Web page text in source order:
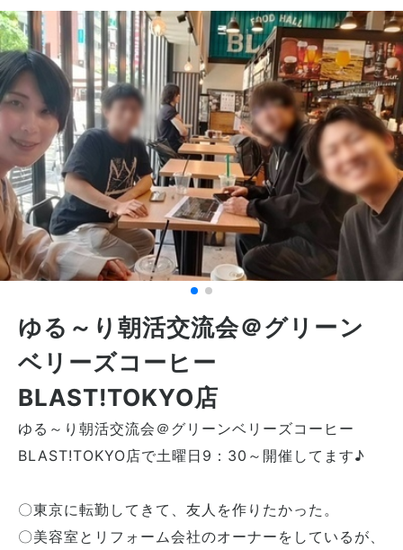
ゆる～り朝活交流会＠グリーン
ベリーズコーヒー
BLAST!TOKYO店
ゆる～り朝活交流会＠グリーンベリーズコーヒー
BLAST!TOKYO店で土曜日9：30～開催してます♪
〇東京に転勤してきて、友人を作りたかった。
〇美容室とリフォーム会社のオーナーをしているが、